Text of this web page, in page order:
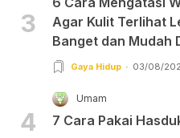
3
Agar Kulit Terlihat
Banget dan Mudah
Gaya Hidup 03/08/
4
Umam
7 Cara Pakai